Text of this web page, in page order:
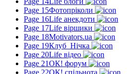
Page 15Фотопріколи
Page 16Life анекдоти
Page 17Life віршики
Page 18Motivators.ua
Page 19Клуб_Нічка
Page 20Life відео
Page 21ОК! форум
Page 22ОК! спільнота